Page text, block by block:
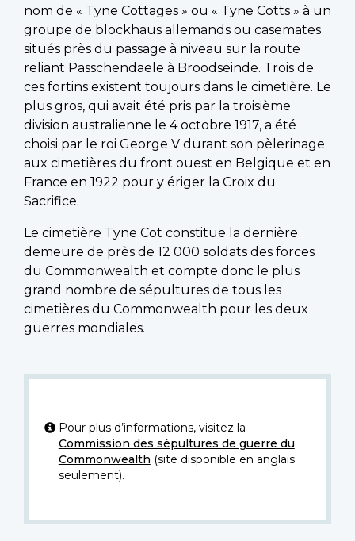
nom de « Tyne Cottages » ou « Tyne Cotts » à un
groupe de blockhaus allemands ou casemates
situés près du passage à niveau sur la route
reliant Passchendaele à Broodseinde. Trois de
ces fortins existent toujours dans le cimetière. Le
plus gros, qui avait été pris par la troisième
division australienne le 4 octobre 1917, a été
choisi par le roi George V durant son pèlerinage
aux cimetières du front ouest en Belgique et en
France en 1922 pour y ériger la Croix du
Sacrifice.
Le cimetière Tyne Cot constitue la dernière
demeure de près de 12 000 soldats des forces
du Commonwealth et compte donc le plus
grand nombre de sépultures de tous les
cimetières du Commonwealth pour les deux
guerres mondiales.
Pour plus d’informations, visitez la
Commission des sépultures de guerre du
Commonwealth (site disponible en anglais
seulement).